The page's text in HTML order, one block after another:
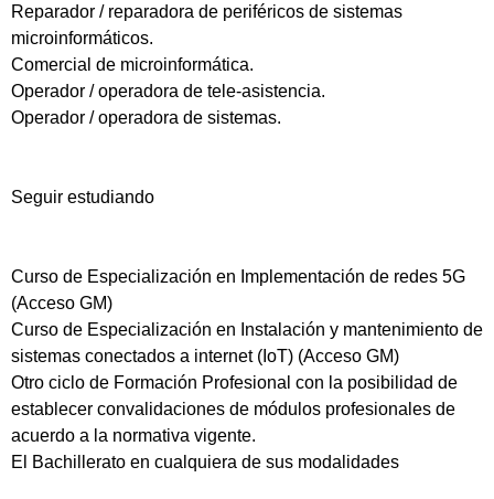
Reparador / reparadora de periféricos de sistemas
microinformáticos.
Comercial de microinformática.
Operador / operadora de tele-asistencia.
Operador / operadora de sistemas.
Seguir estudiando
Curso de Especialización en Implementación de redes 5G
(Acceso GM)
Curso de Especialización en Instalación y mantenimiento de
sistemas conectados a internet (IoT) (Acceso GM)
Otro ciclo de Formación Profesional con la posibilidad de
establecer convalidaciones de módulos profesionales de
acuerdo a la normativa vigente.
El Bachillerato en cualquiera de sus modalidades